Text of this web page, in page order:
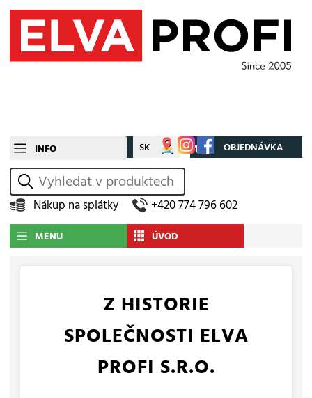
INFO CZ SK Můj účet OBJEDNÁVKA
vyhledat
Nákup na splátky +420 774 796 602
MENU ÚVOD
Z HISTORIE
SPOLEČNOSTI ELVA
PROFI S.R.O.